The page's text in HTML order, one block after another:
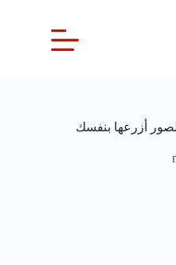
أزرعها بنفسك